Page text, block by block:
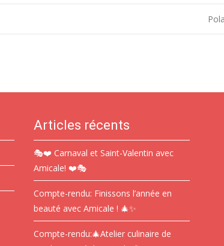
Articles récents
🎭❤️ Carnaval et Saint-Valentin avec
Amicale! ❤️🎭
Compte-rendu: Finissons l’année en
beauté avec Amicale ! 🎄✨
Compte-rendu:🎄Atelier culinaire de